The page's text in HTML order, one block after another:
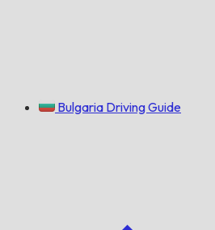
Bulgaria Driving Guide